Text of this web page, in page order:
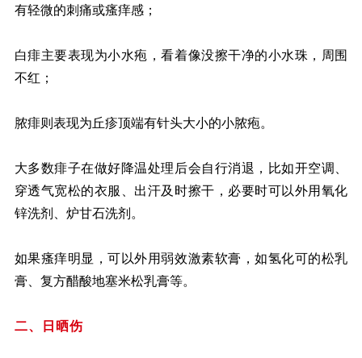
有轻微的刺痛或瘙痒感；
白痱主要表现为小水疱，看着像没擦干净的小水珠，周围
不红；
脓痱则表现为丘疹顶端有针头大小的小脓疱。
大多数痱子在做好降温处理后会自行消退，比如开空调、
穿透气宽松的衣服、出汗及时擦干，必要时可以外用氧化
锌洗剂、炉甘石洗剂。
如果瘙痒明显，可以外用弱效激素软膏，如氢化可的松乳
膏、复方醋酸地塞米松乳膏等。
二、日晒伤